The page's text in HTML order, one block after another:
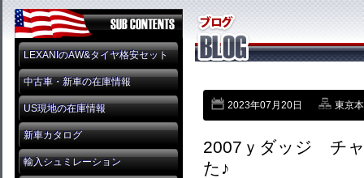
LEXANIのAW&タイヤ格安セット
中古車・新車の在庫情報
US現地の在庫情報
新車カタログ
輸入シュミレーション
2023年07月20日 東京
2007ｙダッジ チ
た♪